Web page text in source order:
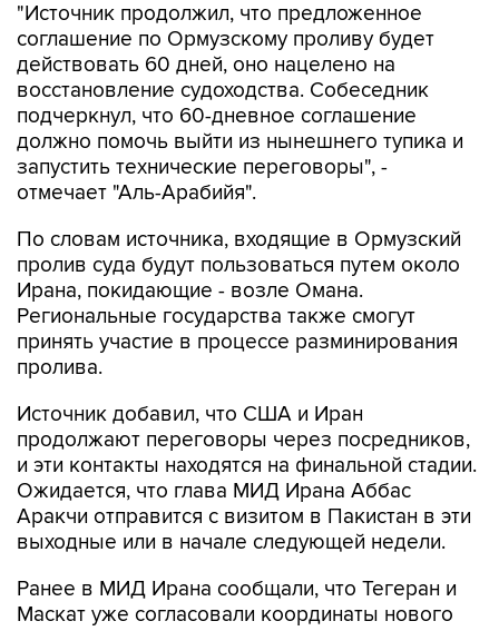
"Источник продолжил, что предложенное
соглашение по Ормузскому проливу будет
действовать 60 дней, оно нацелено на
восстановление судоходства. Собеседник
подчеркнул, что 60-дневное соглашение
должно помочь выйти из нынешнего тупика и
запустить технические переговоры", -
отмечает "Аль-Арабийя".
По словам источника, входящие в Ормузский
пролив суда будут пользоваться путем около
Ирана, покидающие - возле Омана.
Региональные государства также смогут
принять участие в процессе разминирования
пролива.
Источник добавил, что США и Иран
продолжают переговоры через посредников,
и эти контакты находятся на финальной стадии.
Ожидается, что глава МИД Ирана Аббас
Аракчи отправится с визитом в Пакистан в эти
выходные или в начале следующей недели.
Ранее в МИД Ирана сообщали, что Тегеран и
Маскат уже согласовали координаты нового